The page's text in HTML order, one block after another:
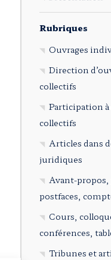
Rubriques
Ouvrages
Direction
collectifs
Participation à
collectifs
Articles dans
juridiques
Avant-propos,
postfaces,
Cours,
conférences,
Tribunes et